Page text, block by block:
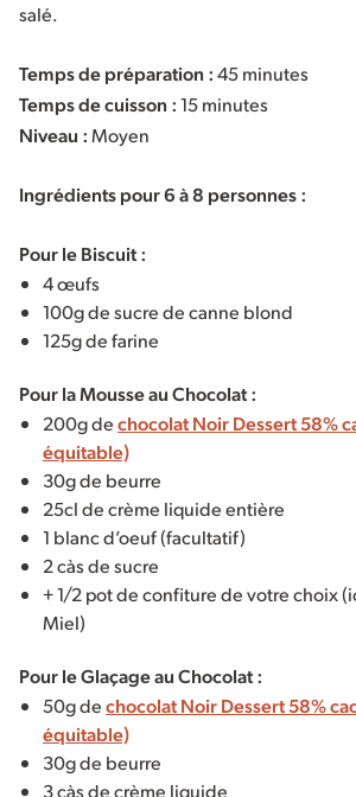
salé.
Temps de préparation :45 minutes
Temps de cuisson :15 minutes
Niveau :Moyen
Ingrédients pour 6 à 8 personnes :
Pour le Biscuit :
4 œufs
100g de sucre de canne blond
125g de farine
Pour la Mousse au Chocolat :
200g dechocolat Noir Dessert 58%
équitable)
30g de beurre
25cl de crème liquide entière
1 blanc d’oeuf (facultatif)
2 càs de sucre
+ 1/2 pot de confiture de votre choix
Miel)
Pour le Glaçage au Chocolat :
50g dechocolat Noir Dessert 58%
équitable)
30g de beurre
3 càs de crème liquide